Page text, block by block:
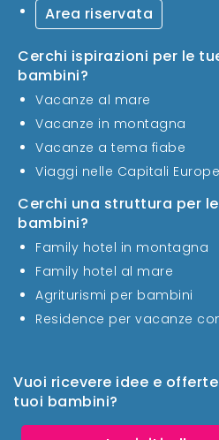
Vuoi ricevere idee e
tuoi bambini?
Area riservata
Cerchi ispirazioni per le
bambini?
Vacanze al mare
Vacanze in montagna
Vacanze a tema fiabe
Viaggi nelle Capitali
Cerchi una struttura per
bambini?
Family hotel in montagna
Family hotel al mare
Agriturismi per bambini
Residence per vacanze